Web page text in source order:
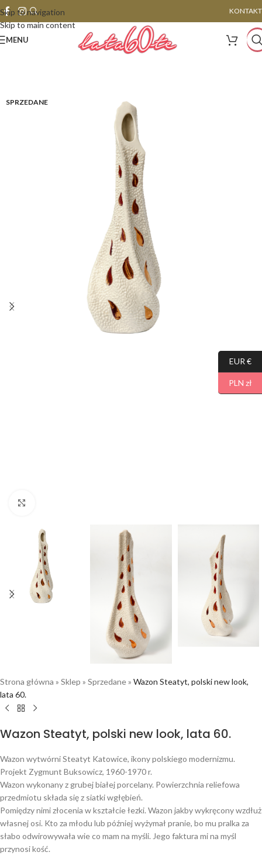
Skip to navigation
Skip to main content
KONTAKT
MENU
SPRZEDANE
Strona główna » Sklep » Sprzedane» Wazon Steatyt, polski new look,
lata 60.
Wazon Steatyt, polski new look, lata 60.
Wazon wytwórni Steatyt Katowice, ikony polskiego modernizmu.
Projekt Zygmunt Buksowicz, 1960-1970 r.
Wazon wykonany z grubej białej porcelany. Powierzchnia reliefowa
przedmiotu składa się z siatki wgłębień.
Pomiędzy nimi złocenia w kształcie łezki. Wazon jakby wykręcony wzdłuż
własnej osi. Kto za młodu lub później wyżymał pranie, bo mu pralka za
słabo odwirowywała wie co mam na myśli. Jego faktura mi na myśl
przynosi kość.
EUR €
PLN zł